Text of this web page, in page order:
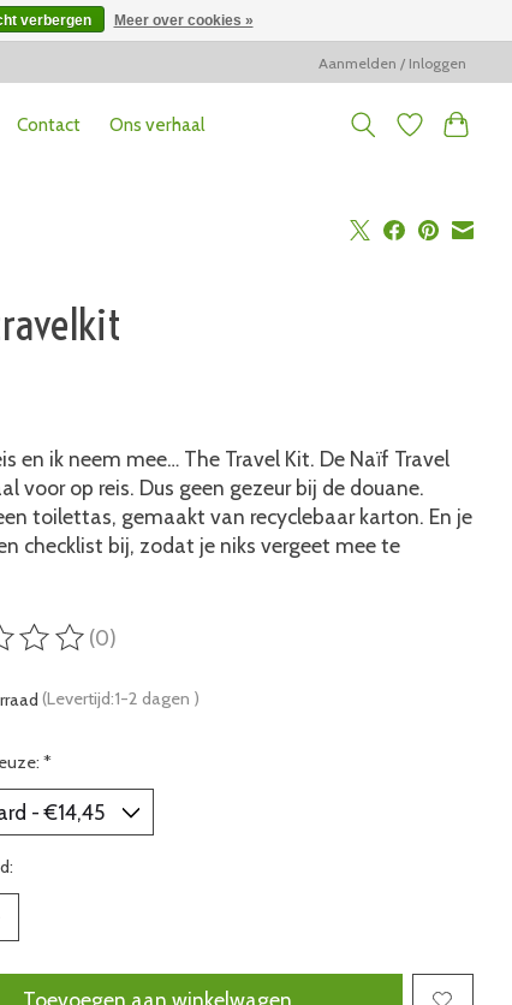
Aanmelden / Inloggen
Contact Ons verhaal
en ik neem mee… The Travel Kit. De Naïf Travel
voor op reis. Dus geen gezeur bij de douane.
toilettas, gemaakt van recyclebaar karton. En je
checklist bij, zodat je niks vergeet mee te
van dit product is
(0)
(Levertijd:1-2 dagen )
*
verbergen Meer over cookies »